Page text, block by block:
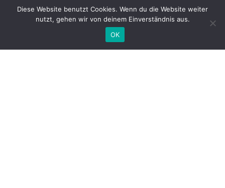
Diese Website benutzt Cookies. Wenn du die Website weiter
nutzt, gehen wir von deinem Einverständnis aus.
OK